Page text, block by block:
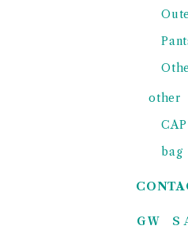
other
CAP
bag
ＧＷ Ｓ